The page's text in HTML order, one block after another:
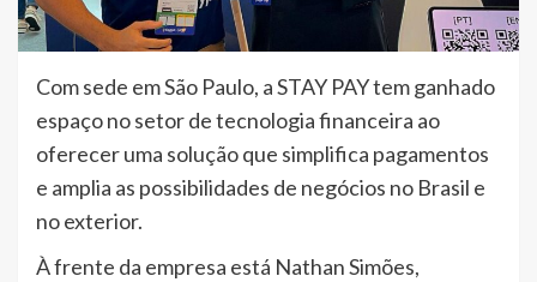
Com sede em São Paulo, a STAY PAY tem ganhado
espaço no setor de tecnologia financeira ao
oferecer uma solução que simplifica pagamentos
e amplia as possibilidades de negócios no Brasil e
no exterior.
À frente da empresa está Nathan Simões,